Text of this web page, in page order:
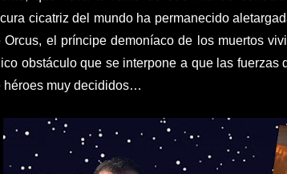
cicatriz del mundo ha permanecido
Orcus, el príncipe demoníaco de los muertos
obstáculo que se interpone a que las
héroes muy decididos…